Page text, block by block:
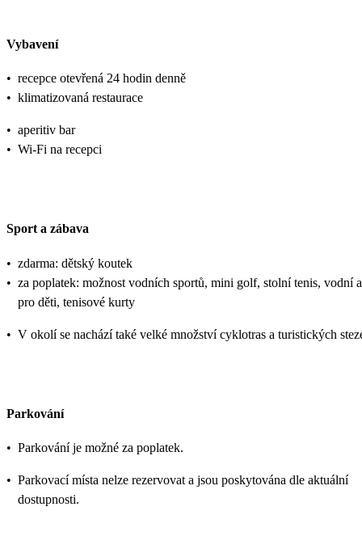
Vybavení
• recepce otevřená 24 hodin denně
• klimatizovaná restaurace
• aperitiv bar
• Wi-Fi na recepci
Sport a zábava
• zdarma: dětský koutek
• za poplatek: možnost vodních sportů, mini golf, stolní tenis, vodní
pro děti, tenisové kurty
• V okolí se nachází také velké množství cyklotras a turistických
Parkování
• Parkování je možné za poplatek.
• Parkovací místa nelze rezervovat a jsou poskytována dle aktuální
dostupnosti.